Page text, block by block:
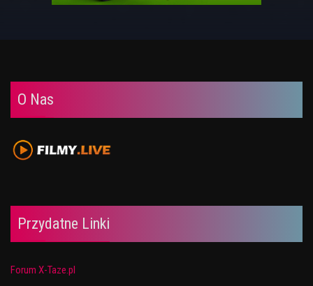
O Nas
Przydatne Linki
Forum X-Taze.pl